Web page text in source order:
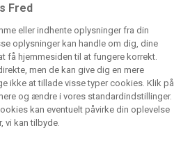
L. C. Lauritzen A/S
Vaffelgrossisten
helst.
Opret profil
Fred
eller indhente oplysninger fra din
oplysninger kan handle om dig, dine
få hjemmesiden til at fungere korrekt.
men de kan give dig en mere
ikke at tillade visse typer cookies. Klik på
og ændre i vores standardindstillinger.
kan eventuelt påvirke din oplevelse
vi kan tilbyde.